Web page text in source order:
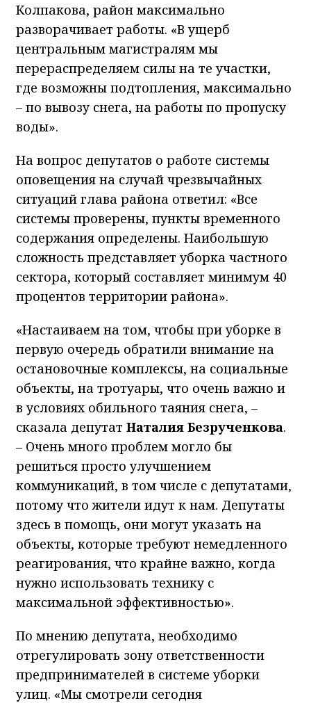
Колпакова, район максимально
разворачивает работы. «В ущерб
центральным магистралям мы
перераспределяем силы на те участки,
где возможны подтопления, максимально
– по вывозу снега, на работы по пропуску
воды».
На вопрос депутатов о работе системы
оповещения на случай чрезвычайных
ситуаций глава района ответил: «Все
системы проверены, пункты временного
содержания определены. Наибольшую
сложность представляет уборка частного
сектора, который составляет минимум 40
процентов территории района».
«Настаиваем на том, чтобы при уборке в
первую очередь обратили внимание на
остановочные комплексы, на социальные
объекты, на тротуары, что очень важно и
в условиях обильного таяния снега, –
сказала депутат Наталия Безрученкова.
– Очень много проблем могло бы
решиться просто улучшением
коммуникаций, в том числе с депутатами,
потому что жители идут к нам. Депутаты
здесь в помощь, они могут указать на
объекты, которые требуют немедленного
реагирования, что крайне важно, когда
нужно использовать технику с
максимальной эффективностью».
По мнению депутата, необходимо
отрегулировать зону ответственности
предпринимателей в системе уборки
улиц. «Мы смотрели сегодня